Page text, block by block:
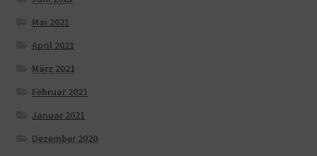
Mai 2021
April 2021
März 2021
Februar 2021
Januar 2021
Dezember 2020